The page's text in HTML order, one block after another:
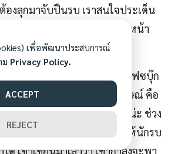
องลุกมาจับปืนรบ เราสนใจประเด็น
ขา อาจจะไม่ได้ขึ้นไปอยู่แนวหน้า
คลี เสียดายได้อยู่แค่ 2 วัน
ปได้ 2 เดือน ได้รับข้อความในเฟซบุ๊ก
งในกลุ่มนักรบที่เราเคยสัมภาษณ์ คือ
ลี้ภัยที่ข้ามน้ำข้ามทะเลไปยุโรปน่ะ ช่วง
ซีเรีย แล้วเราเคยเล่าเรื่องนี้ให้นักรบ
ด้ เขาเขียนมาเล่าว่า เขากำลังจะพา
เพื่อพัฒนาประสบการณ์
ม Privacy Policy.
ACCEPT
REJECT